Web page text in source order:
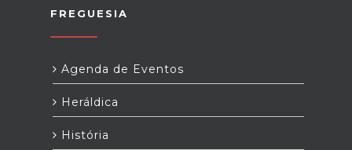
FREGUESIA
Agenda de Eventos
Heráldica
História